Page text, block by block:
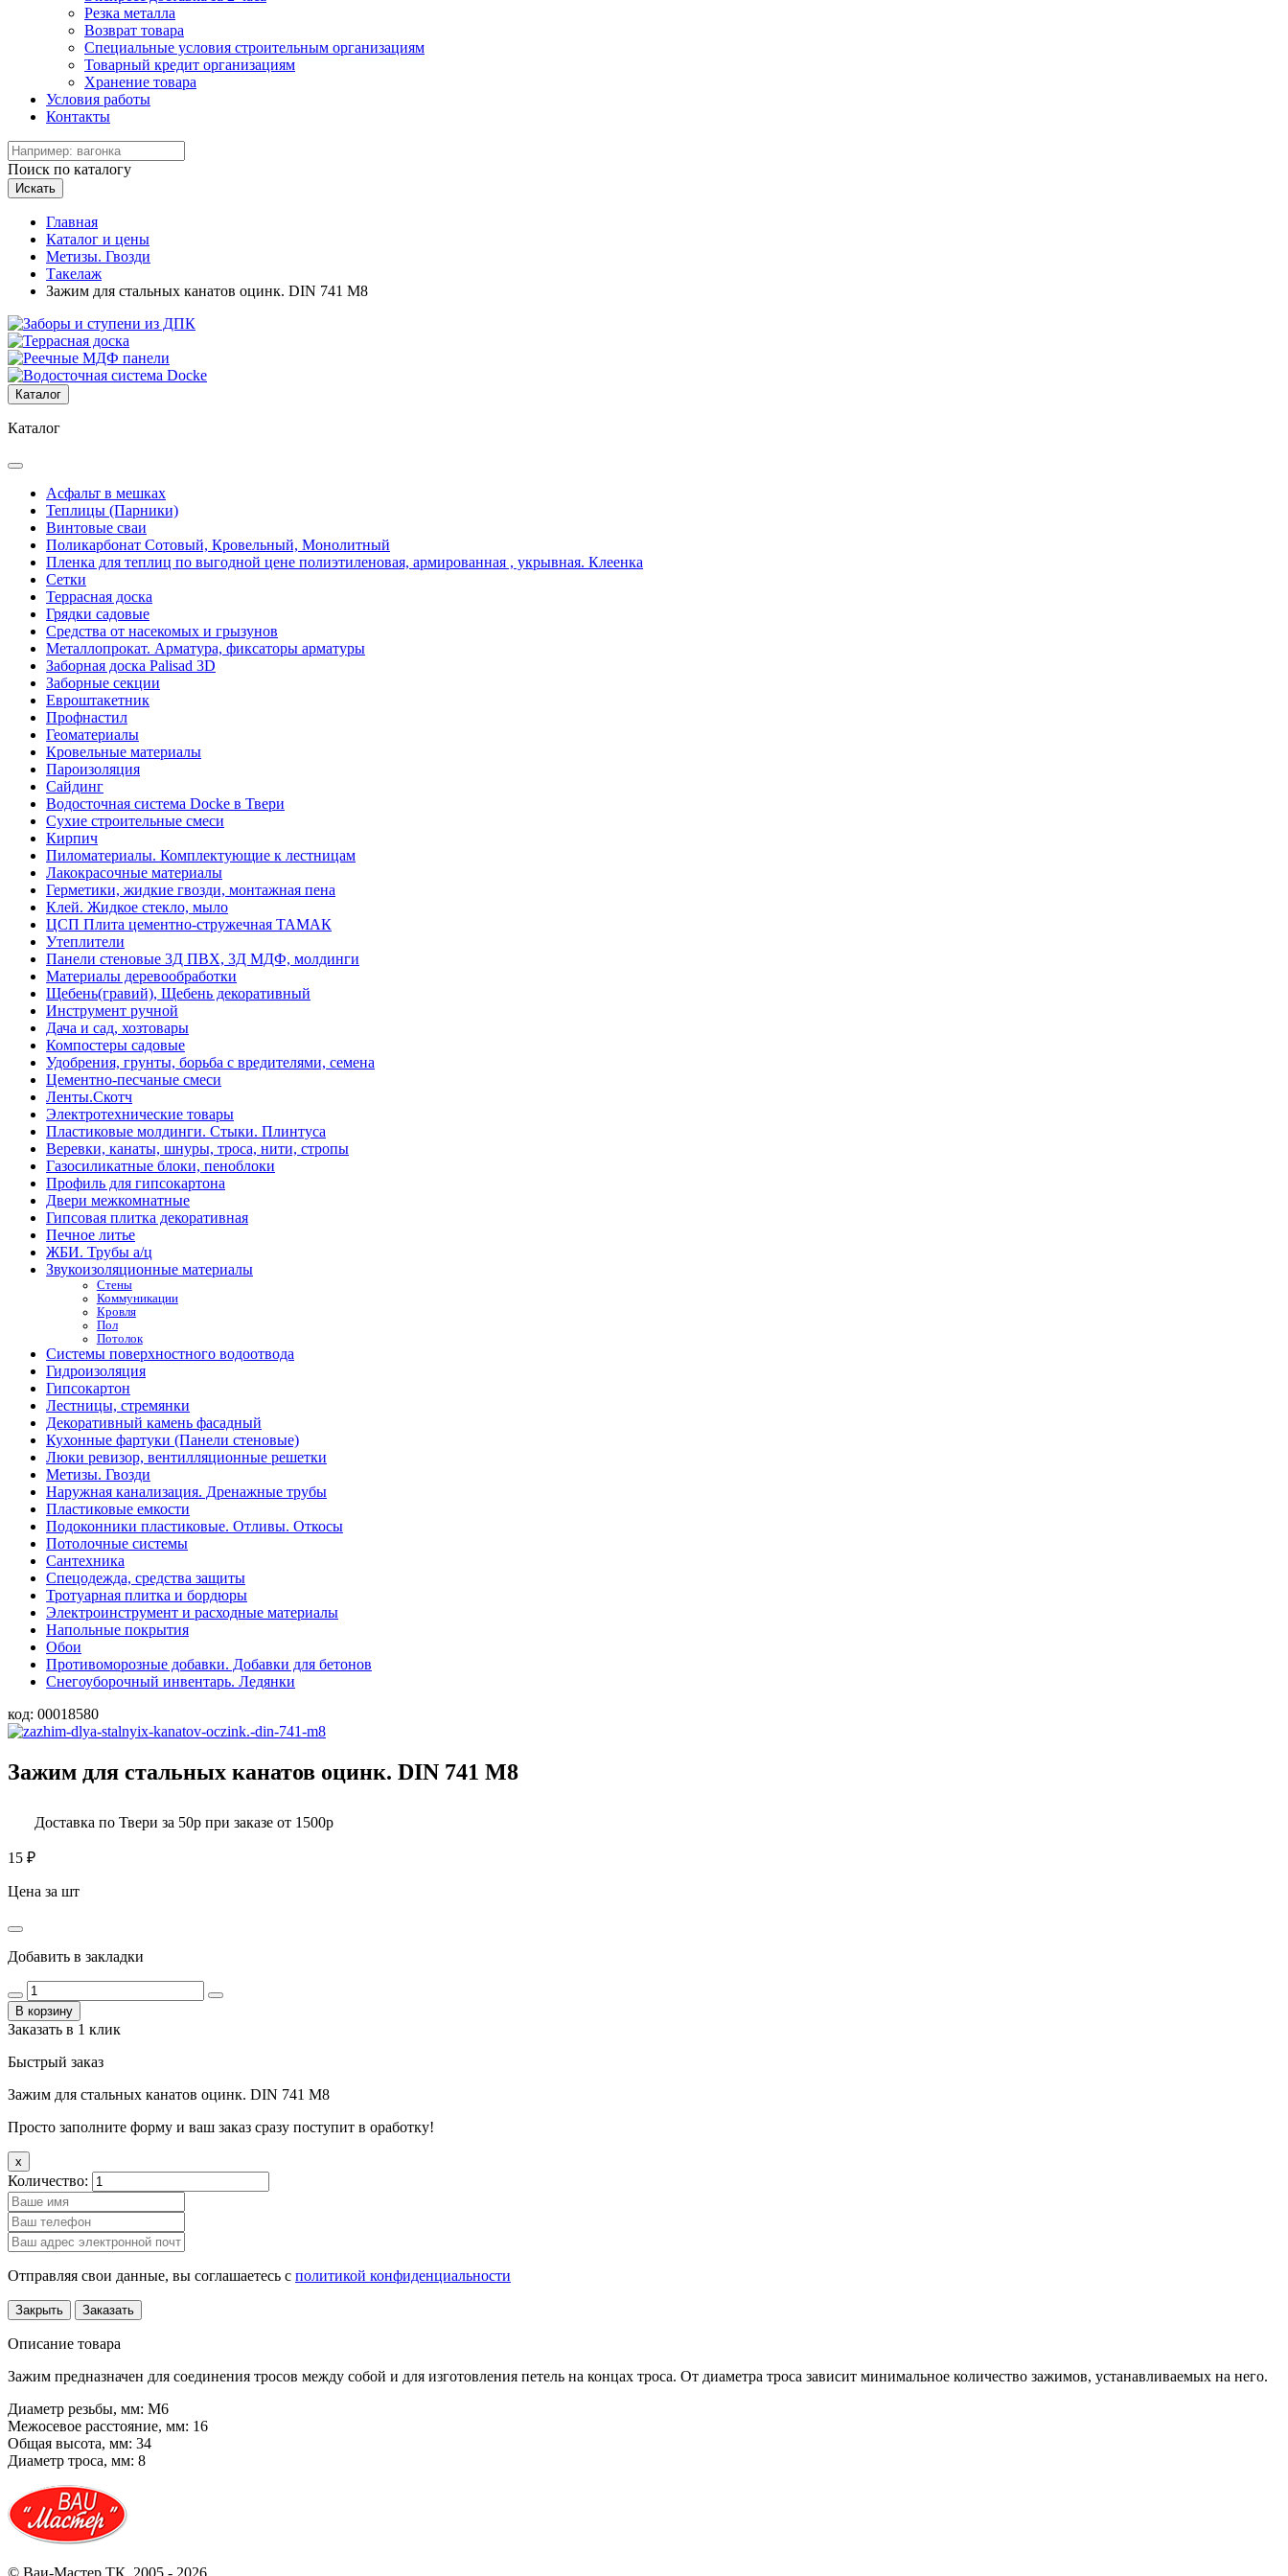
Резка металла
Возврат товара
Специальные условия строительным организациям
Товарный кредит организациям
Хранение товара
Условия работы
Контакты
Поиск по каталогу
Искать
Главная
Каталог и цены
Метизы. Гвозди
Такелаж
Зажим для стальных канатов оцинк. DIN 741 М8
Каталог
Каталог
Асфальт в мешках
Теплицы (Парники)
Винтовые сваи
Поликарбонат Сотовый, Кровельный, Монолитный
Пленка для теплиц по выгодной цене полиэтиленовая, армированная , укрывная. Клеенка
Сетки
Террасная доска
Грядки садовые
Средства от насекомых и грызунов
Металлопрокат. Арматура, фиксаторы арматуры
Заборная доска Palisad 3D
Заборные секции
Евроштакетник
Профнастил
Геоматериалы
Кровельные материалы
Пароизоляция
Сайдинг
Водосточная система Docke в Твери
Сухие строительные смеси
Кирпич
Пиломатериалы. Комплектующие к лестницам
Лакокрасочные материалы
Герметики, жидкие гвозди, монтажная пена
Клей. Жидкое стекло, мыло
ЦСП Плита цементно-стружечная ТАМАК
Утеплители
Панели стеновые 3Д ПВХ, 3Д МДФ, молдинги
Материалы деревообработки
Щебень(гравий), Щебень декоративный
Инструмент ручной
Дача и сад, хозтовары
Компостеры садовые
Удобрения, грунты, борьба с вредителями, семена
Цементно-песчаные смеси
Ленты.Скотч
Электротехнические товары
Пластиковые молдинги. Стыки. Плинтуса
Веревки, канаты, шнуры, троса, нити, стропы
Газосиликатные блоки, пеноблоки
Профиль для гипсокартона
Двери межкомнатные
Гипсовая плитка декоративная
Печное литье
ЖБИ. Трубы а/ц
Звукоизоляционные материалы
Стены
Коммуникации
Кровля
Пол
Потолок
Системы поверхностного водоотвода
Гидроизоляция
Гипсокартон
Лестницы, стремянки
Декоративный камень фасадный
Кухонные фартуки (Панели стеновые)
Люки ревизор, вентилляционные решетки
Метизы. Гвозди
Наружная канализация. Дренажные трубы
Пластиковые емкости
Подоконники пластиковые. Отливы. Откосы
Потолочные системы
Сантехника
Спецодежда, средства защиты
Тротуарная плитка и бордюры
Электроинструмент и расходные материалы
Напольные покрытия
Обои
Противоморозные добавки. Добавки для бетонов
Снегоуборочный инвентарь. Ледянки
код: 00018580
Зажим для стальных канатов оцинк. DIN 741 М8
Доставка по Твери за 50р при заказе от 1500р
15 ₽
Цена за шт
Добавить в закладки
В корзину
Заказать в 1 клик
Быстрый заказ
Зажим для стальных канатов оцинк. DIN 741 М8
Просто заполните форму и ваш заказ сразу поступит в оработку!
x
Количество:
Отправляя свои данные, вы соглашаетесь с политикой конфиденциальности
Закрыть Заказать
Описание товара
Зажим предназначен для соединения тросов между собой и для изготовления петель на концах троса. От диаметра троса зависит минимальное количество зажимов, устанавливаемых на него.
Диаметр резьбы, мм: М6
Межосевое расстояние, мм: 16
Общая высота, мм: 34
Диаметр троса, мм: 8
© Ваи-Мастер ТК, 2005 - 2026